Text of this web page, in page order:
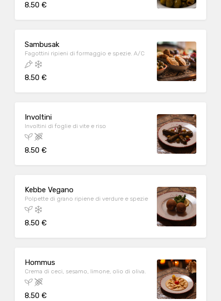
8.50 €
Sambusak
Fagottini ripieni di formaggio e spezie. A/C
8.50 €
Involtini
Involtini di foglie di vite e riso
8.50 €
Kebbe Vegano
Polpette di grano ripiene di verdure e spezie
8.50 €
Hommus
Crema di ceci, sesamo, limone, olio di oliva.
8.50 €